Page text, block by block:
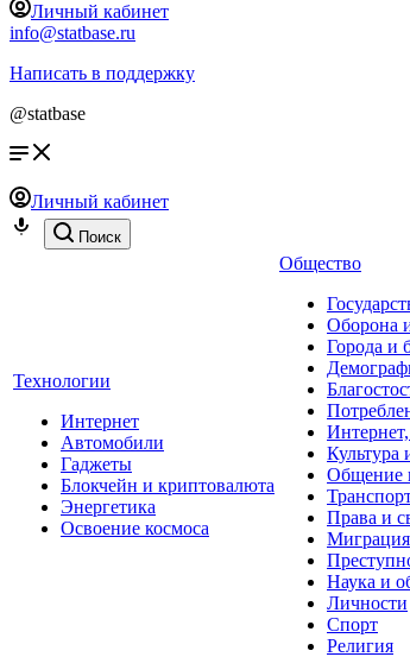
Личный кабинет
info@statbase.ru
Написать в поддержку
@statbase
Личный кабинет
Поиск
Технологии
Интернет
Автомобили
Гаджеты
Блокчейн и криптовалюта
Энергетика
Освоение космоса
Общество
Оборона
Города и
Культура
Общение
Права и
Миграция
Наука и
Личности
Спорт
Религия